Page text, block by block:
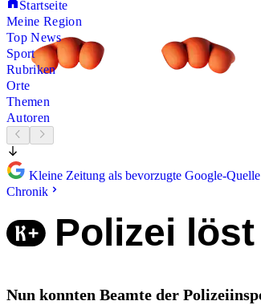
Startseite
Meine Region
Top News
Sport
Rubriken
Orte
Themen
Autoren
Kleine Zeitung als bevorzugte Google-
Chronik
Polizei
Nun konnten Beamte der